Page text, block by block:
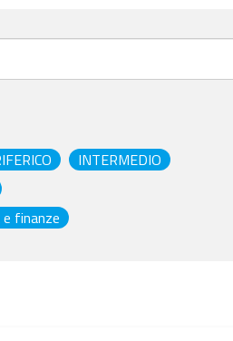
INTERMEDIO
finanze